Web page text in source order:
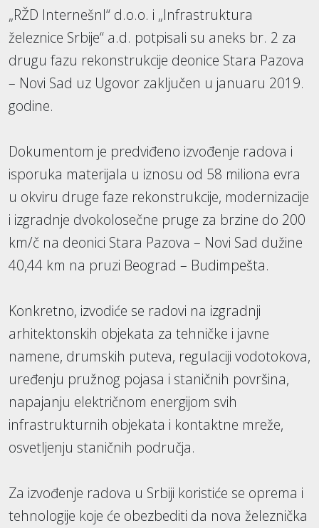
„RŽD Internešnl“ d.o.o. i „Infrastruktura
železnice Srbije“ a.d. potpisali su aneks br. 2 za
drugu fazu rekonstrukcije deonice Stara Pazova
– Novi Sad uz Ugovor zaključen u januaru 2019.
godine.
Dokumentom je predviđeno izvođenje radova i
isporuka materijala u iznosu od 58 miliona evra
u okviru druge faze rekonstrukcije, modernizacije
i izgradnje dvokolosečne pruge za brzine do 200
km/č na deonici Stara Pazova – Novi Sad dužine
40,44 km na pruzi Beograd – Budimpešta.
Konkretno, izvodiće se radovi na izgradnji
arhitektonskih objekata za tehničke i javne
namene, drumskih puteva, regulaciji vodotokova,
uređenju pružnog pojasa i staničnih površina,
napajanju električnom energijom svih
infrastrukturnih objekata i kontaktne mreže,
osvetljenju staničnih područja.
Za izvođenje radova u Srbiji koristiće se oprema i
tehnologije koje će obezbediti da nova železnička